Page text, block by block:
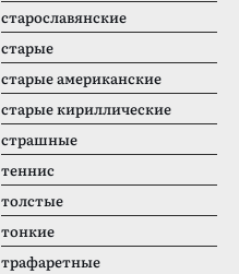
старославянские
старые
старые американские
старые кириллические
страшные
теннис
толстые
тонкие
трафаретные